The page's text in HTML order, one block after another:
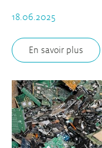
18.06.2025
En savoir plus